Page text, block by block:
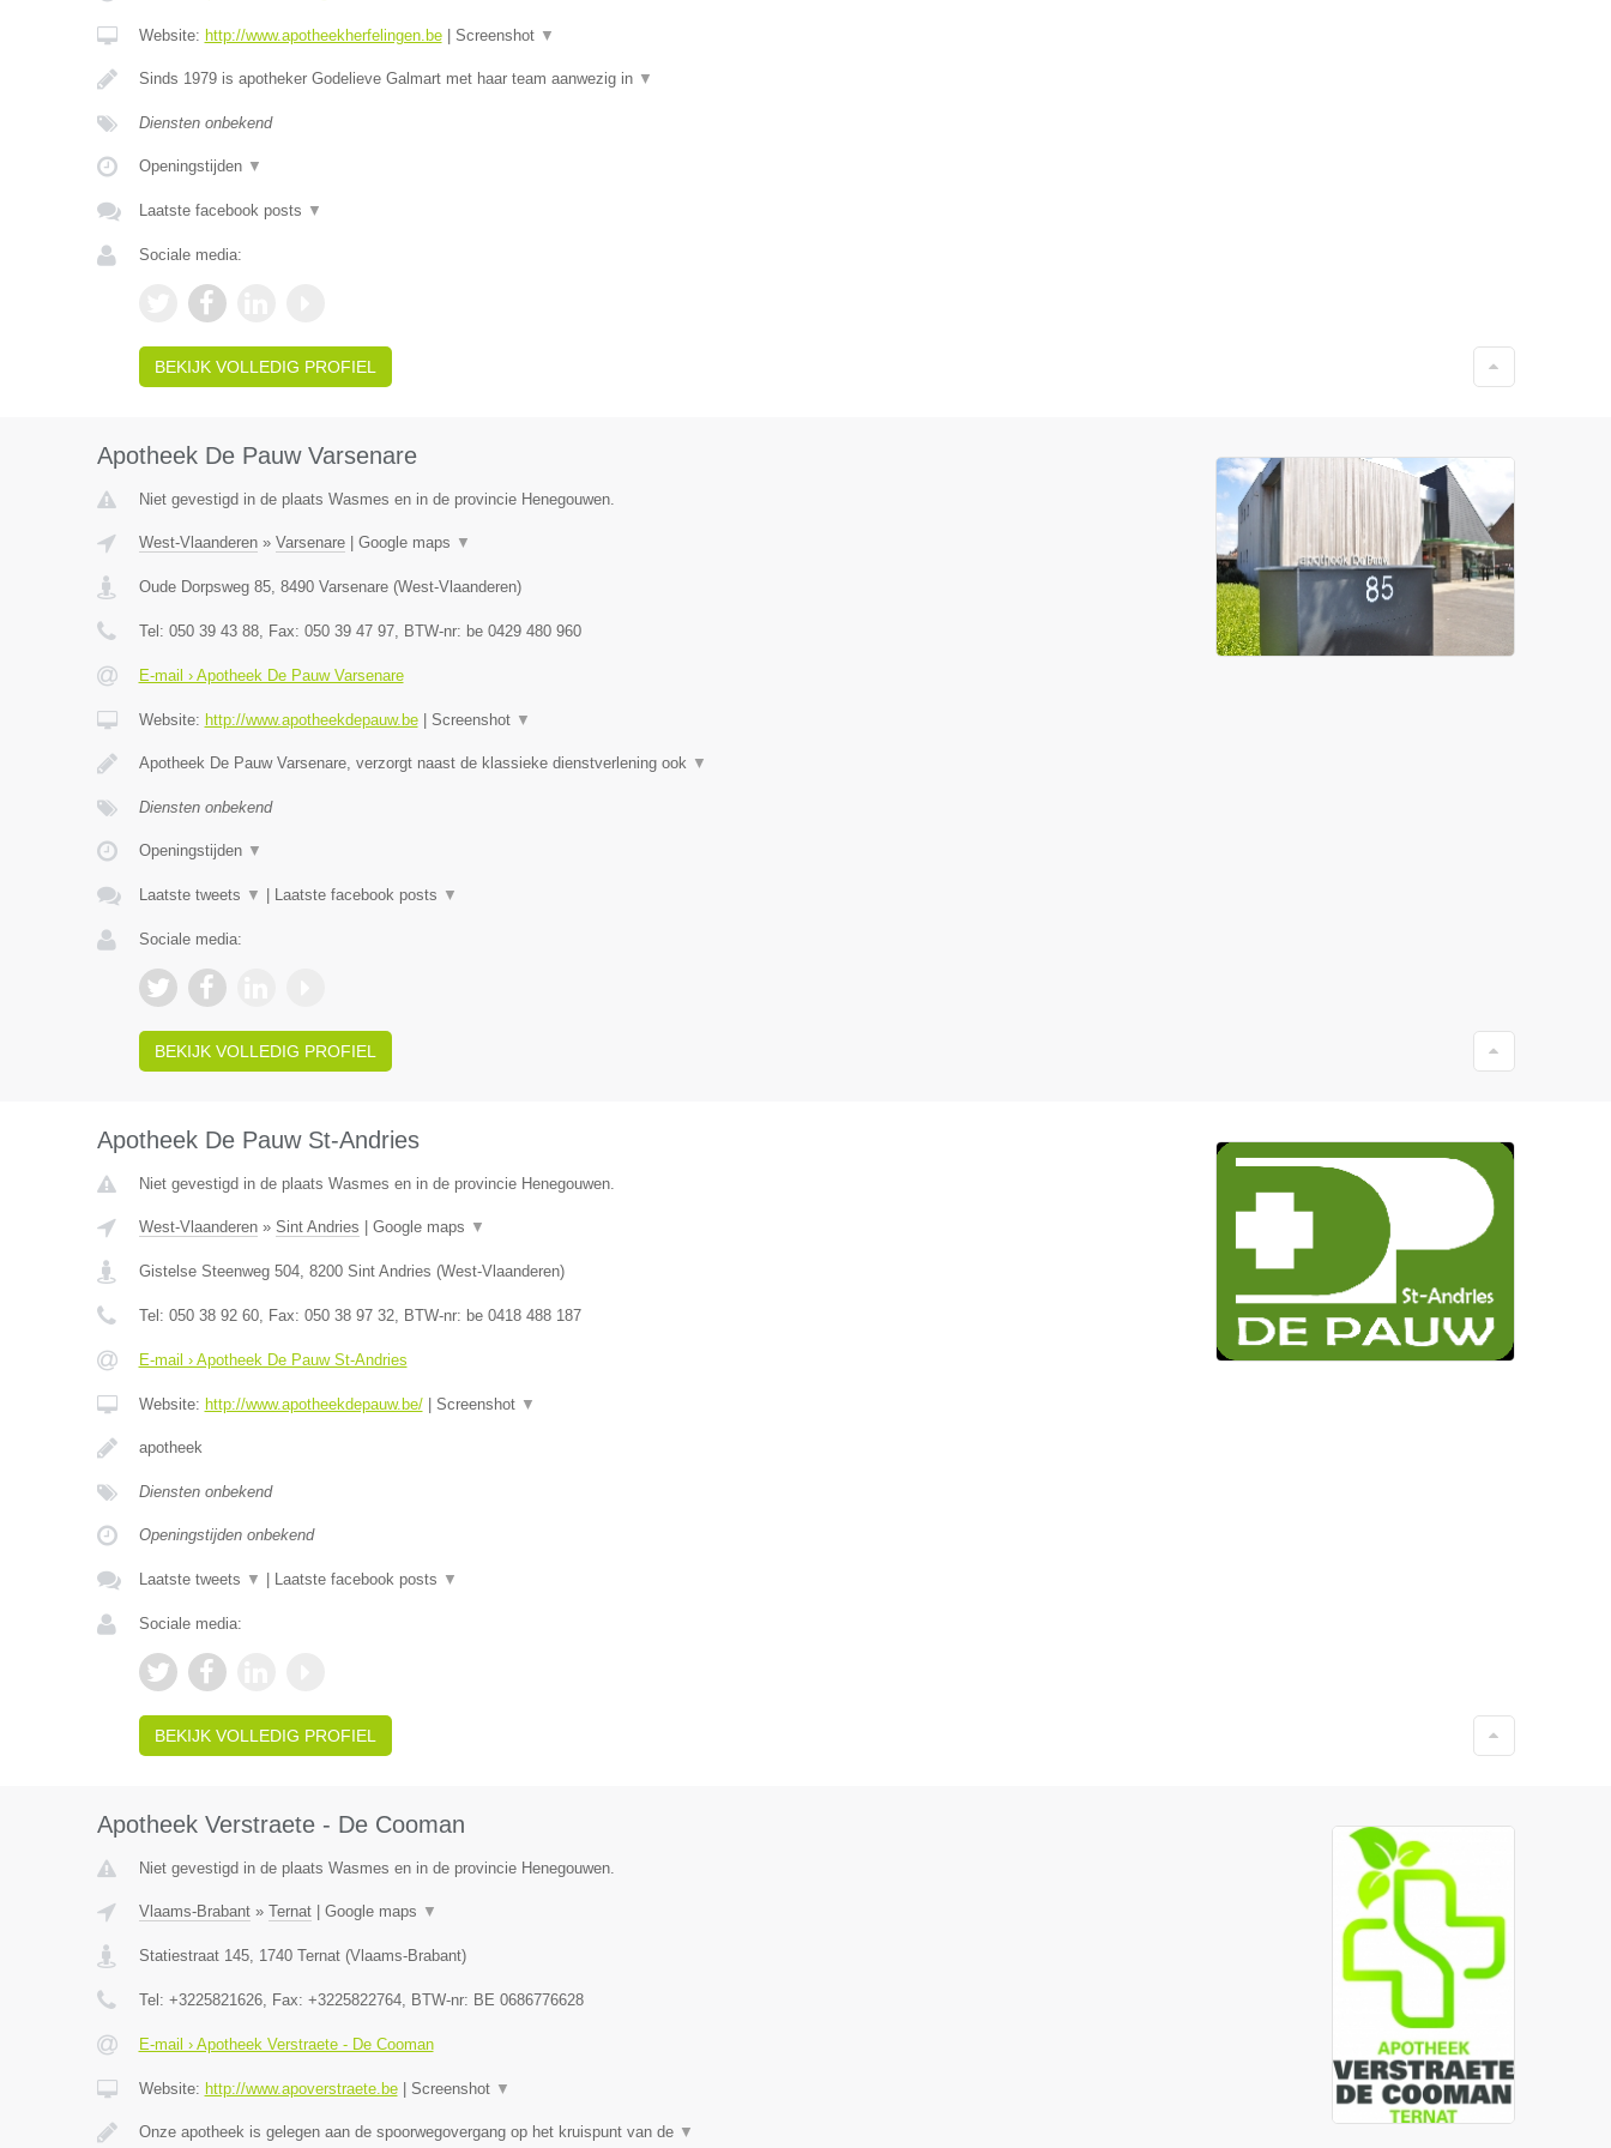
Website: http://www.apotheekherfelingen.be| Screenshot ▼
Sinds 1979 is apotheker Godelieve Galmart met haar team aanwezig in ▼
Diensten onbekend
Openingstijden ▼
Laatste facebook posts ▼
Sociale media:
BEKIJK VOLLEDIG PROFIEL
Apotheek De Pauw Varsenare
Niet gevestigd in de plaats Wasmes en in de provincie Henegouwen.
West-Vlaanderen» Varsenare| Google maps ▼
Oude Dorpsweg 85, 8490 Varsenare(West-Vlaanderen)
Tel: 050 39 43 88, Fax: 050 39 47 97, BTW-nr: be 0429 480 960
E-mail › Apotheek De Pauw Varsenare
Website: http://www.apotheekdepauw.be| Screenshot ▼
Apotheek De Pauw Varsenare, verzorgt naast de klassieke dienstverlening ook ▼
Diensten onbekend
Openingstijden ▼
Laatste tweets ▼ Laatste facebook posts ▼
Sociale media:
BEKIJK VOLLEDIG PROFIEL
Apotheek De Pauw St-Andries
Niet gevestigd in de plaats Wasmes en in de provincie Henegouwen.
West-Vlaanderen» Sint Andries Google maps ▼
Gistelse Steenweg 504, 8200 Sint Andries (West-Vlaanderen)
Tel: 050 38 92 60, Fax: 050 38 97 32, BTW-nr: be 0418 488 187
E-mail › Apotheek De Pauw St-Andries
Website: http://www.apotheekdepauw.be/| Screenshot ▼
apotheek
Diensten onbekend
Openingstijden onbekend
Laatste tweets ▼ Laatste facebook posts ▼
Sociale media:
BEKIJK VOLLEDIG PROFIEL
Apotheek Verstraete - De Cooman
Niet gevestigd in de plaats Wasmes en in de provincie Henegouwen.
Vlaams-Brabant» Ternat| Google maps ▼
Statiestraat 145, 1740 Ternat(Vlaams-Brabant)
Tel: +3225821626, Fax: +3225822764, BTW-nr: BE 0686776628
E-mail › Apotheek Verstraete - De Cooman
Website: http://www.apoverstraete.be| Screenshot ▼
Onze apotheek is gelegen aan de spoorwegovergang op het kruispunt van de ▼